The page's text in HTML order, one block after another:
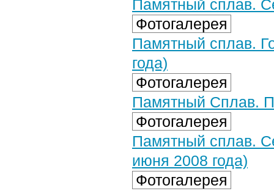
Памятный сплав.
Фотогалерея
Памятный сплав.
года)
Фотогалерея
Памятный Сплав.
Фотогалерея
Памятный сплав.
июня 2008 года)
Фотогалерея